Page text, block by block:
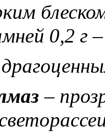
0,2 г
–